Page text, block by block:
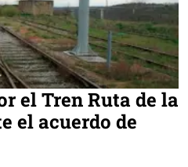
el Tren Ruta de la
el acuerdo de